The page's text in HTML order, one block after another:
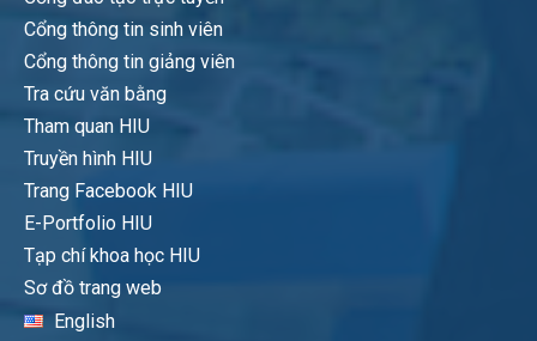
Cổng thông tin sinh viên
Cổng thông tin giảng viên
Tra cứu văn bằng
Tham quan HIU
Truyền hình HIU
Trang Facebook HIU
E-Portfolio HIU
Tạp chí khoa học HIU
Sơ đồ trang web
English